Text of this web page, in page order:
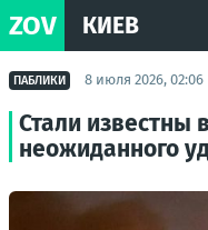
ZOV КИЕВ
ПАБЛИКИ 8 июля 2026, 02:06
Стали известны
неожиданного